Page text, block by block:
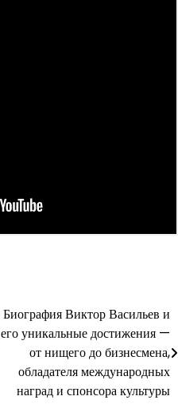
Биография Виктор Васильев и
его уникальные достижения —
от нищего до бизнесмена,
обладателя международных
наград и спонсора культуры